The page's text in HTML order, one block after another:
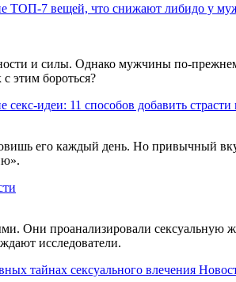
ТОП-7 вещей, что снижают либидо у
и силы. Однако мужчины по-
этим бороться?
секс-идеи: 11 способов добавить
его каждый день. Но привычный
Они проанализировали сексуальную
исследователи.
тайнах сексуального влечения